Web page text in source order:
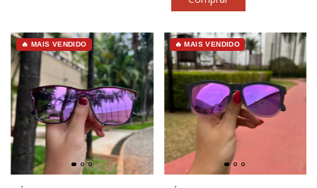
🔥 MAIS VENDIDO 🔥 MAIS VENDIDO